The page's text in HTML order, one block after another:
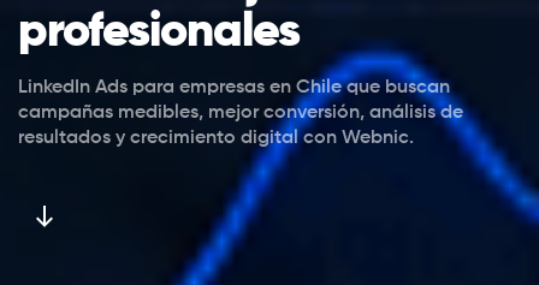
profesionales
LinkedIn Ads para empresas en Chile que buscan
campañas medibles, mejor conversión, análisis de
resultados y crecimiento digital con Webnic.